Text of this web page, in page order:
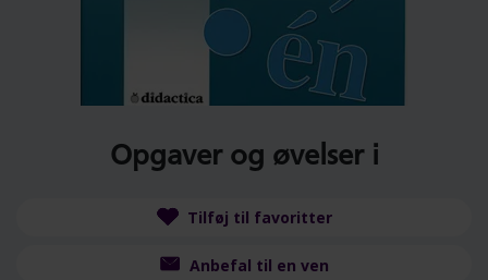
Opgaver og øvelser i
Tilføj til favoritter
Anbefal til en ven